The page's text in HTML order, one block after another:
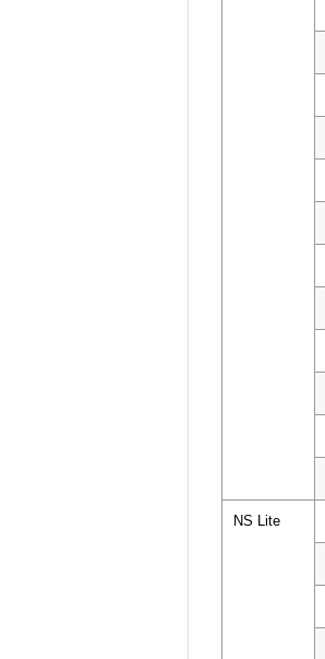
NS Lite